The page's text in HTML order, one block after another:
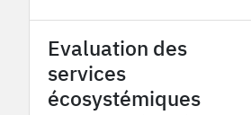
Evaluation des
services
écosystémiques